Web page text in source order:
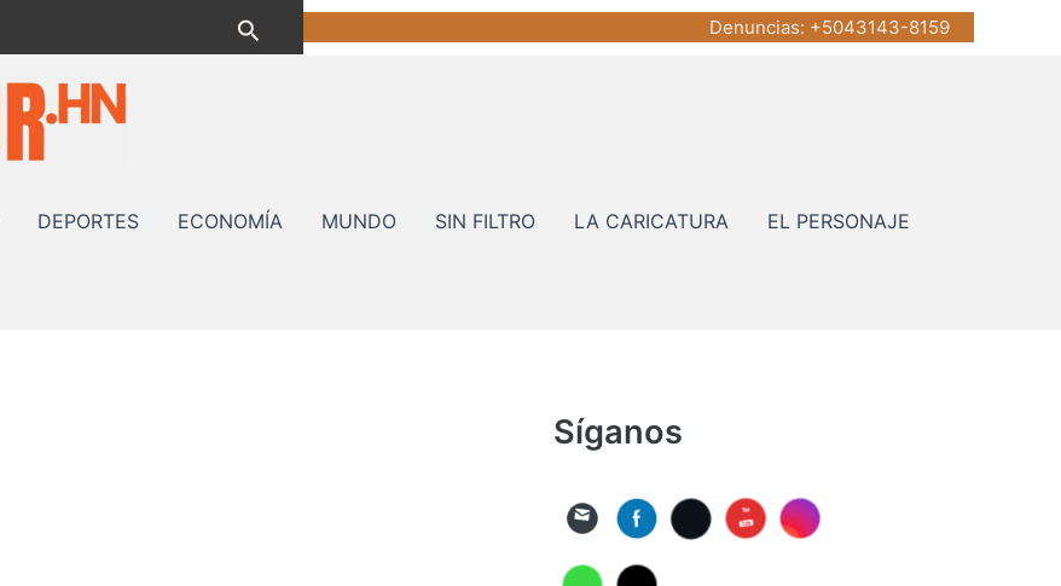
Buscar Denuncias: +5043143-8159
DEPORTES ECONOMÍA MUNDO SIN FILTRO LA CARICATURA EL PERSONAJE
Síganos